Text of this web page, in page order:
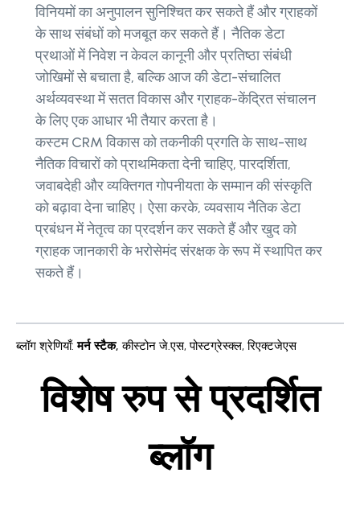
विनियमों का अनुपालन सुनिश्चित कर सकते हैं और ग्राहकों
के साथ संबंधों को मजबूत कर सकते हैं। नैतिक डेटा
प्रथाओं में निवेश न केवल कानूनी और प्रतिष्ठा संबंधी
जोखिमों से बचाता है, बल्कि आज की डेटा-संचालित
अर्थव्यवस्था में सतत विकास और ग्राहक-केंद्रित संचालन
के लिए एक आधार भी तैयार करता है।
कस्टम CRM विकास को तकनीकी प्रगति के साथ-साथ
नैतिक विचारों को प्राथमिकता देनी चाहिए, पारदर्शिता,
जवाबदेही और व्यक्तिगत गोपनीयता के सम्मान की संस्कृति
को बढ़ावा देना चाहिए। ऐसा करके, व्यवसाय नैतिक डेटा
प्रबंधन में नेतृत्व का प्रदर्शन कर सकते हैं और खुद को
ग्राहक जानकारी के भरोसेमंद संरक्षक के रूप में स्थापित कर
सकते हैं।
ब्लॉग श्रेणियाँ: मर्न स्टैक, कीस्टोन जे.एस,पोस्टग्रेस्क्ल,रिएक्टजेएस
विशेष रुप से प्रदर्शित
ब्लॉग